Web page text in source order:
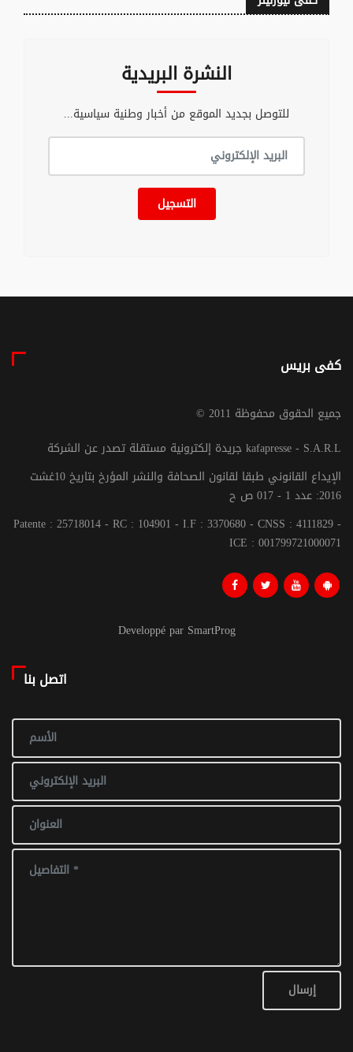
النشرة البريدية
للتوصل بجديد الموقع من أخبار وطنية سياسية...
التسجيل
كفى بريس
© جميع الحقوق محفوظة 2011
جريدة إلكترونية مستقلة تصدر عن الشركة kafapresse - S.A.R.L
الإيداع القانوني طبقا لقانون الصحافة والنشر المؤرخ بتاريخ 10غشت
2016: عدد 1 - 017 ص ح
Patente : 25718014 - RC : 104901 - I.F : 3370680 - CNSS : 4111829 -
ICE : 001799721000071
Developpé par SmartProg
اتصل بنا